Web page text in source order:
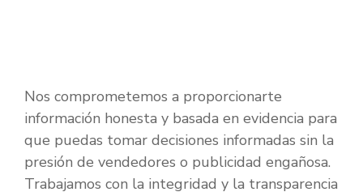
Nos comprometemos a proporcionarte
información honesta y basada en evidencia para
que puedas tomar decisiones informadas sin la
presión de vendedores o publicidad engañosa.
Trabajamos con la integridad y la transparencia